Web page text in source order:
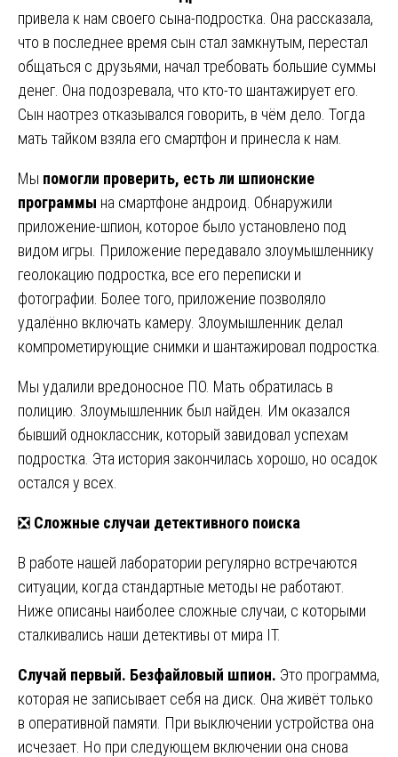
привела к нам своего сына-подростка. Она рассказала,
что в последнее время сын стал замкнутым, перестал
общаться с друзьями, начал требовать большие суммы
денег. Она подозревала, что кто-то шантажирует его.
Сын наотрез отказывался говорить, в чём дело. Тогда
мать тайком взяла его смартфон и принесла к нам.
Мы помогли проверить, есть ли шпионские
программы на смартфоне андроид. Обнаружили
приложение-шпион, которое было установлено под
видом игры. Приложение передавало злоумышленнику
геолокацию подростка, все его переписки и
фотографии. Более того, приложение позволяло
удалённо включать камеру. Злоумышленник делал
компрометирующие снимки и шантажировал подростка.
Мы удалили вредоносное ПО. Мать обратилась в
полицию. Злоумышленник был найден. Им оказался
бывший одноклассник, который завидовал успехам
подростка. Эта история закончилась хорошо, но осадок
остался у всех.
❎ Сложные случаи детективного поиска
В работе нашей лаборатории регулярно встречаются
ситуации, когда стандартные методы не работают.
Ниже описаны наиболее сложные случаи, с которыми
сталкивались наши детективы от мира IT.
Случай первый. Безфайловый шпион. Это программа,
которая не записывает себя на диск. Она живёт только
в оперативной памяти. При выключении устройства она
исчезает. Но при следующем включении она снова